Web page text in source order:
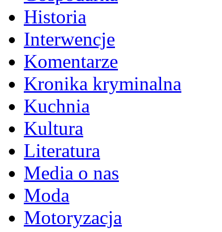
Historia
Interwencje
Komentarze
Kronika kryminalna
Kuchnia
Kultura
Literatura
Media o nas
Moda
Motoryzacja